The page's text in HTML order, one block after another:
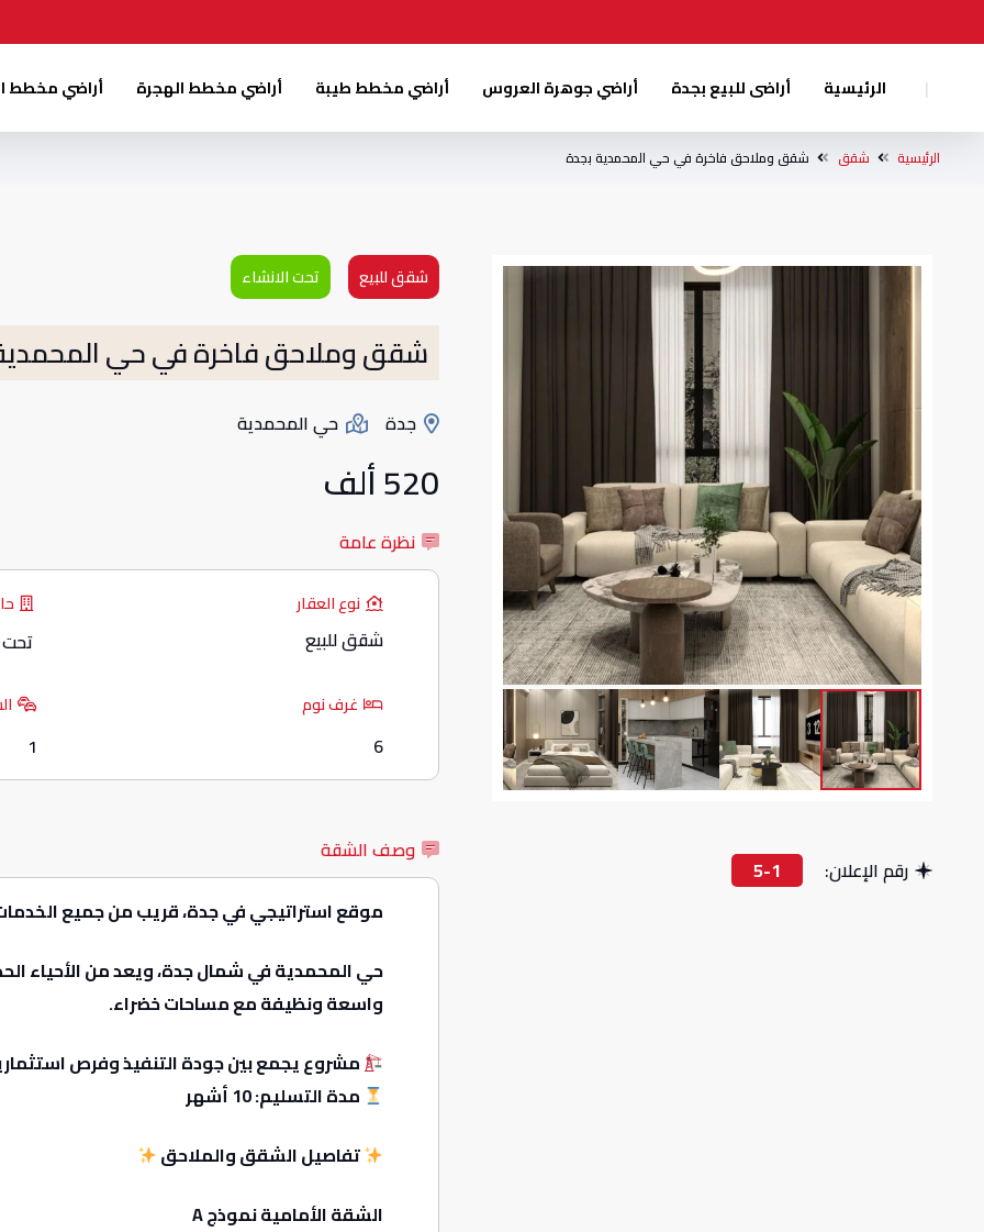
| الرئيسية أراضى للبيع بجدة أراضي جوهرة العروس أراضي مخطط طيبة أراضي مخطط الهجرة أراضي مخطط
الرئيسية شقق شقق وملاحق فاخرة في حي المحمدية بجدة
رقم الإعلان: 5-1
شقق للبيع تحت الانشاء
شقق وملاحق فاخرة في حي
جدة حي المحمدية
520 ألف
نظرة عامة
نوع العقار
شقق للبيع تحت
غرف نوم
6
1
وصف الشقة
موقع استراتيجي في جدة، قريب من جميع
حي المحمدية في شمال جدة، ويعد من الأحياء
واسعة ونظيفة مع مساحات خضراء.
مشروع يجمع بين جودة التنفيذ وفرص
مدة التسليم: 10 أشهر
تفاصيل الشقق والملاحق
الشقة الأمامية نموذج A